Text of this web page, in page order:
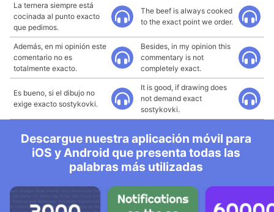
La ternera siempre está
cocinada al punto exacto
que pedimos.
The beef is always cooked
to the exact point we order.
Además, en mi opinión este
comentario no es
totalmente exacto.
Besides, in my opinion this
commentary is not
completely exact.
Es bueno, si el dibujo no
exige exacto sostykovki.
It is good, if drawing does
not demand exact
sostykovki.
Descargue nuestra aplicación móvil para
iOS y Android que presenta todas las
palabras más utilizadas